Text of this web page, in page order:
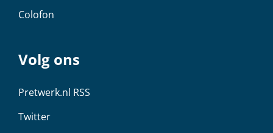
Colofon
Volg ons
Pretwerk.nl RSS
Twitter